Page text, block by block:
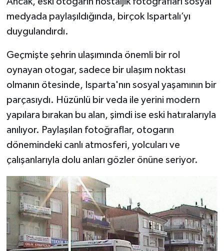
medyada paylaşıldığında, birçok Ispartalı’yı
duygulandırdı.
Geçmişte şehrin ulaşımında önemli bir rol
oynayan otogar, sadece bir ulaşım noktası
olmanın ötesinde, Isparta'nın sosyal yaşamının bir
parçasıydı. Hüzünlü bir veda ile yerini modern
yapılara bırakan bu alan, şimdi ise eski hatıralarıyla
anılıyor. Paylaşılan fotoğraflar, otogarın
dönemindeki canlı atmosferi, yolcuları ve
çalışanlarıyla dolu anları gözler önüne seriyor.
Tarihi Yapılarımız
Türkiye
Yerel
İletişim
Künye